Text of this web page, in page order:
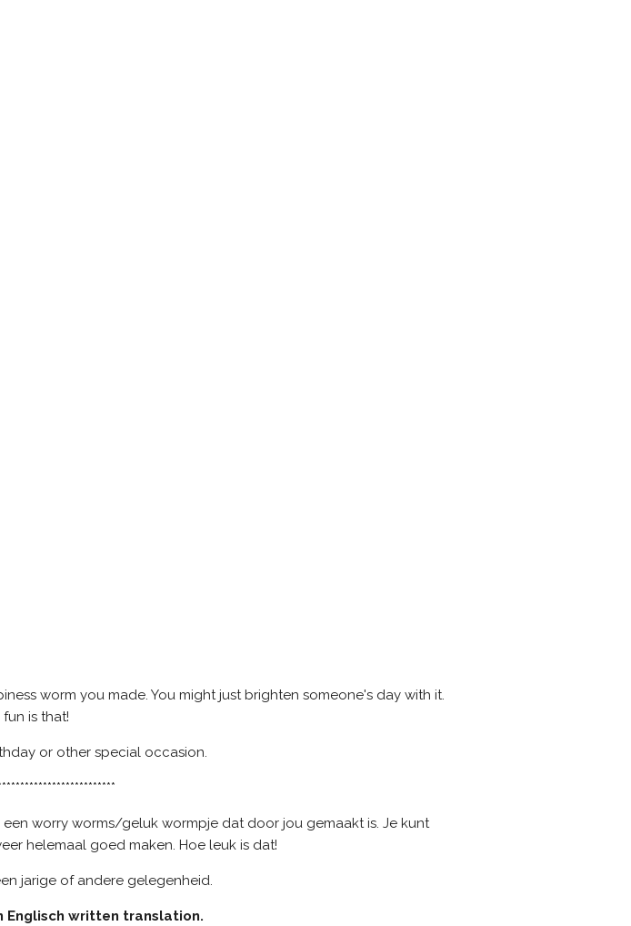
worm you made. You might just brighten someone's day with it.
is that!
or other special occasion.
worry worms/geluk wormpje dat door jou gemaakt is. Je kunt
helemaal goed maken. Hoe leuk is dat!
jarige of andere gelegenheid.
Englisch written translation.